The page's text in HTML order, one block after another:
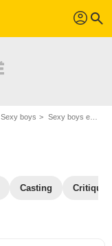
profil search
Sexy boys Sexy boys en DVD Blu Ray
Casting